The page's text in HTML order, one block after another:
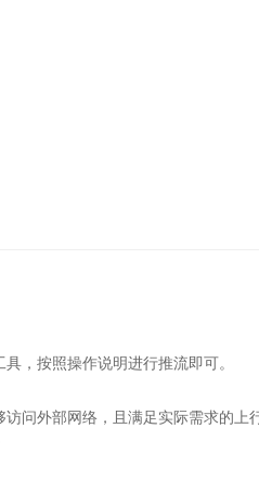
，按照操作说明进行推流即可。
问外部网络，且满足实际需求的上